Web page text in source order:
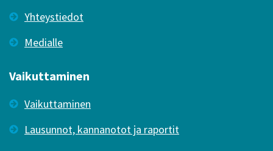
Yhteystiedot
Medialle
Vaikuttaminen
Vaikuttaminen
Lausunnot, kannanotot ja raportit